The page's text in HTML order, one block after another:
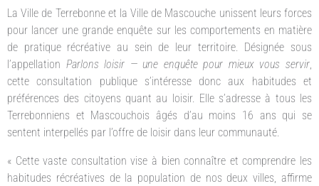
La Ville de Terrebonne et la Ville de Mascouche unissent leurs forces
pour lancer une grande enquête sur les comportements en matière
de pratique récréative au sein de leur territoire. Désignée sous
l’appellation Parlons loisir — une enquête pour mieux vous servir,
cette consultation publique s’intéresse donc aux habitudes et
préférences des citoyens quant au loisir. Elle s’adresse à tous les
Terrebonniens et Mascouchois âgés d’au moins 16 ans qui se
sentent interpellés par l’offre de loisir dans leur communauté.
« Cette vaste consultation vise à bien connaître et comprendre les
habitudes récréatives de la population de nos deux villes, affirme